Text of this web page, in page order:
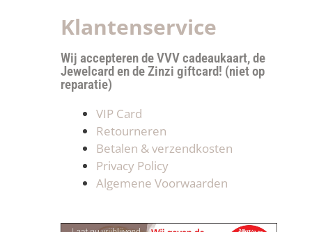
Klantenservice
Wij accepteren de VVV cadeaukaart, de
Jewelcard en de Zinzi giftcard! (niet op
reparatie)
VIP Card
Retourneren
Betalen & verzendkosten
Privacy Policy
Algemene Voorwaarden